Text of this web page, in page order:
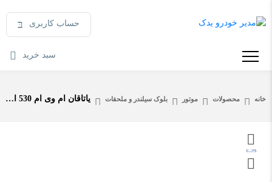
حساب کاربری
سبد خرید
خانه محصولات موتور بلوک سیلندر و ملحقات یاتاقان ام وی ام 530 اصلی